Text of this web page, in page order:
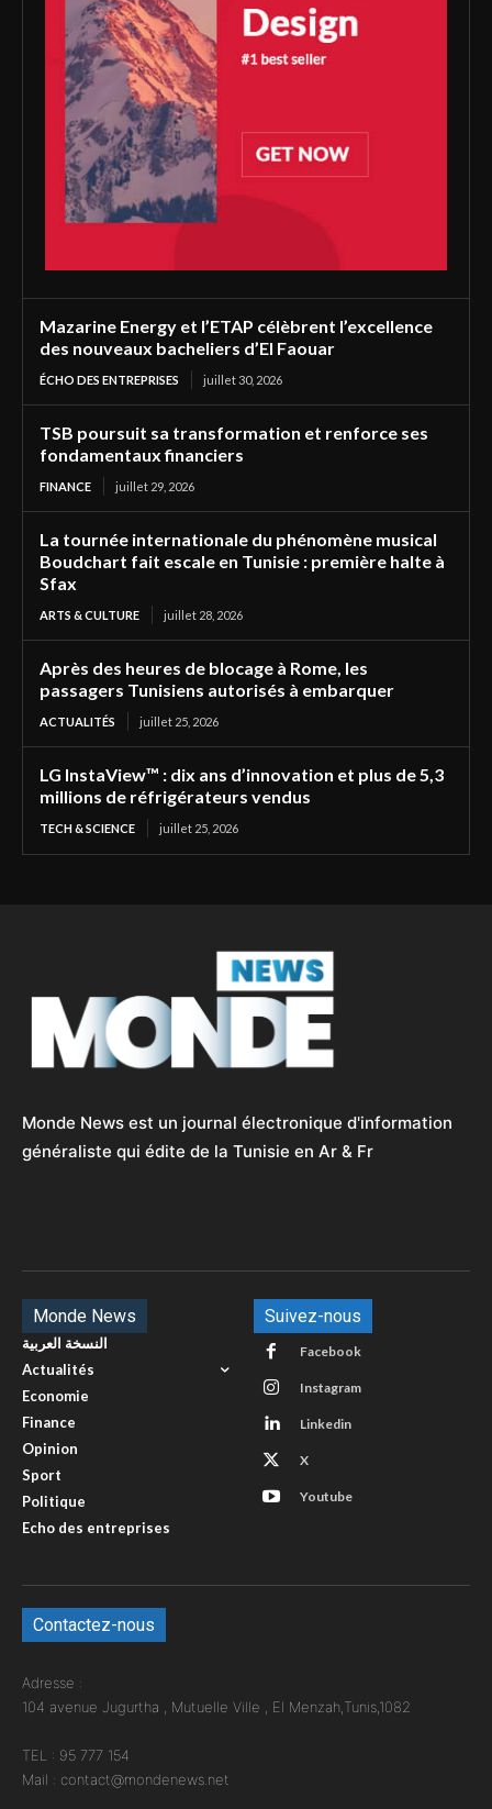
Mazarine Energy et l’ETAP célèbrent l’excellence
des nouveaux bacheliers d’El Faouar
ÉCHO DES ENTREPRISES juillet 30, 2026
TSB poursuit sa transformation et renforce ses
fondamentaux financiers
FINANCE juillet 29, 2026
La tournée internationale du phénomène musical
Boudchart fait escale en Tunisie : première halte à
Sfax
ARTS & CULTURE juillet 28, 2026
Après des heures de blocage à Rome, les
passagers Tunisiens autorisés à embarquer
ACTUALITÉS juillet 25, 2026
LG InstaView™ : dix ans d’innovation et plus de 5,3
millions de réfrigérateurs vendus
TECH & SCIENCE juillet 25, 2026
Monde News est un journal électronique d'information
généraliste qui édite de la Tunisie en Ar & Fr
Monde News
النسخة العربية
Actualités
Economie
Finance
Opinion
Sport
Politique
Echo des entreprises
Suivez-nous
Facebook
Instagram
Linkedin
X
Youtube
Contactez-nous
Adresse :
104 avenue Jugurtha , Mutuelle Ville , El Menzah,Tunis,1082
TEL : 95 777 154
Mail : contact@mondenews.net